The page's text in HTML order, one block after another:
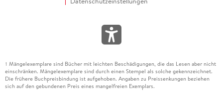
1 Mängelexemplare sind Bücher mit leichten Beschädigungen, die das Lesen aber nicht
einschränken. Mängelexemplare sind durch einen Stempel als solche gekennzeichnet.
Die frühere Buchpreisbindung ist aufgehoben. Angaben zu Preissenkungen beziehen
sich auf den gebundenen Preis eines mangelfreien Exemplars.